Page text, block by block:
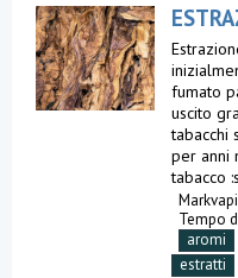
fumato
uscito
tabacchi
per anni
tabacco
Tempo
aromi
estratti